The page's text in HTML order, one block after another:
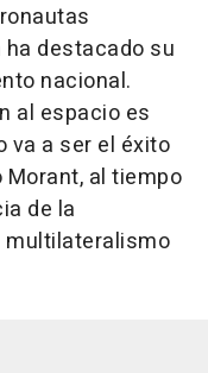
destacado su
nacional.
al espacio es
va a ser el éxito
Morant, al tiempo
de la
multilateralismo